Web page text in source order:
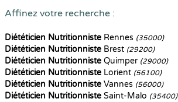
Affinez votre recherche :
Diététicien Nutritionniste Rennes (35000)
Diététicien Nutritionniste Brest (29200)
Diététicien Nutritionniste Quimper (29000)
Diététicien Nutritionniste Lorient (56100)
Diététicien Nutritionniste Vannes (56000)
Diététicien Nutritionniste Saint-Malo (35400)